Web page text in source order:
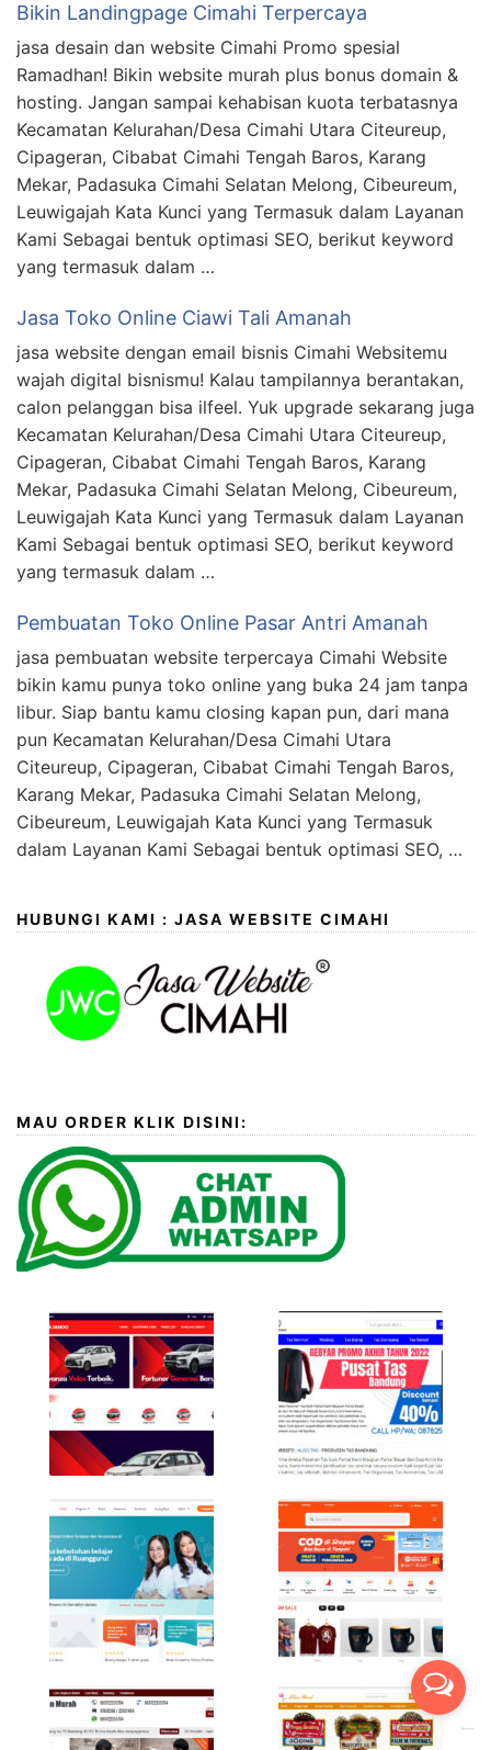
Bikin Landingpage Cimahi Terpercaya
jasa desain dan website Cimahi Promo spesial
Ramadhan! Bikin website murah plus bonus domain &
hosting. Jangan sampai kehabisan kuota terbatasnya
Kecamatan Kelurahan/Desa Cimahi Utara Citeureup,
Cipageran, Cibabat Cimahi Tengah Baros, Karang
Mekar, Padasuka Cimahi Selatan Melong, Cibeureum,
Leuwigajah Kata Kunci yang Termasuk dalam Layanan
Kami Sebagai bentuk optimasi SEO, berikut keyword
yang termasuk dalam …
Jasa Toko Online Ciawi Tali Amanah
jasa website dengan email bisnis Cimahi Websitemu
wajah digital bisnismu! Kalau tampilannya berantakan,
calon pelanggan bisa ilfeel. Yuk upgrade sekarang juga
Kecamatan Kelurahan/Desa Cimahi Utara Citeureup,
Cipageran, Cibabat Cimahi Tengah Baros, Karang
Mekar, Padasuka Cimahi Selatan Melong, Cibeureum,
Leuwigajah Kata Kunci yang Termasuk dalam Layanan
Kami Sebagai bentuk optimasi SEO, berikut keyword
yang termasuk dalam …
Pembuatan Toko Online Pasar Antri Amanah
jasa pembuatan website terpercaya Cimahi Website
bikin kamu punya toko online yang buka 24 jam tanpa
libur. Siap bantu kamu closing kapan pun, dari mana
pun Kecamatan Kelurahan/Desa Cimahi Utara
Citeureup, Cipageran, Cibabat Cimahi Tengah Baros,
Karang Mekar, Padasuka Cimahi Selatan Melong,
Cibeureum, Leuwigajah Kata Kunci yang Termasuk
dalam Layanan Kami Sebagai bentuk optimasi SEO, …
HUBUNGI KAMI : JASA WEBSITE CIMAHI
MAU ORDER KLIK DISINI: